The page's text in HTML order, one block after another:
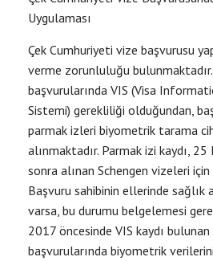
Uygulaması
Çek Cumhuriyeti vize başvurusu
verme zorunluluğu
başvurularında VIS (Visa
Sistemi) gerekliliği olduğundan,
parmak izleri biyometrik tarama
alınmaktadır. Parmak izi kaydı,
sonra alınan Schengen vizeleri
Başvuru sahibinin ellerinde sağlık
varsa, bu durumu belgelemesi
2017 öncesinde VIS kaydı
başvurularında biyometrik